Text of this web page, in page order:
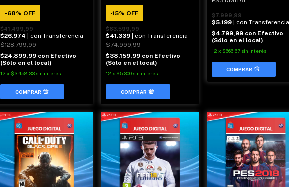
-68% OFF
$41.499,99
$26.974 | con Transferencia
$128.799,99
$24.899,99 con Efectivo
(Sólo en el local)
12 x $3.458,33 sin interés
-15% OFF
$63.599,99
$41.339 | con Transferencia
$74.999,99
$38.159,99 con Efectivo
(Sólo en el local)
12 x $5.300 sin interés
$7.999,99
$5.199 | con Transferencia
$4.799,99 con Efectivo
(Sólo en el local)
12 x $666,67 sin interés